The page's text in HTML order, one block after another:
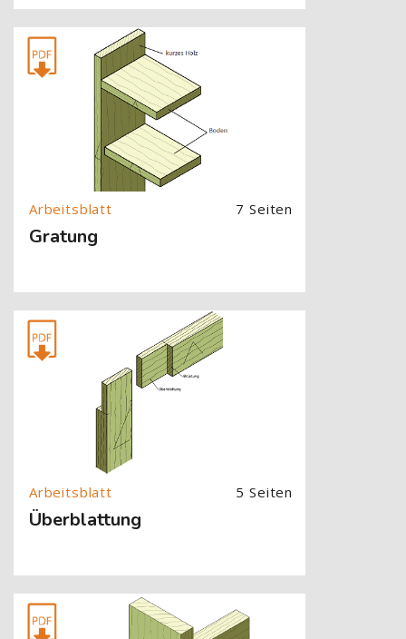
[Cocoon] About (Text with Image) überspringen
7 Seiten
Gratung
[Cocoon] About (Text with Image) überspringen
5 Seiten
Überblattung
[Cocoon] About (Text with Image) überspringen